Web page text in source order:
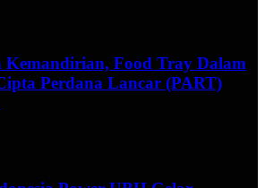
Kemandirian, Food Tray Dalam
Perdana Lancar (PART)